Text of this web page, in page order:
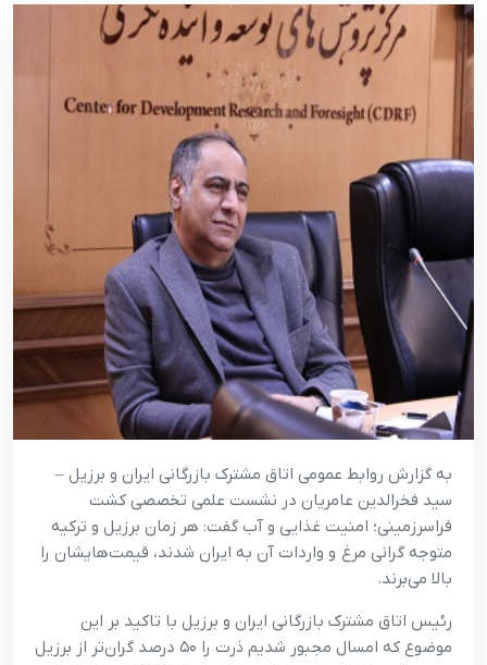
به گزارش روابط عمومی اتاق مشترک بازرگانی ایران و برزیل –
سید فخرالدین عامریان در نشست علمی تخصصی کشت
فراسرزمینی؛ امنیت غذایی و آب گفت: هر زمان برزیل و ترکیه
متوجه گرانی مرغ و واردات آن به ایران شدند، قیمت‌هایشان را
بالا می‌برند.
رئیس اتاق مشترک بازرگانی ایران و برزیل با تاکید بر این
موضوع که امسال مجبور شدیم ذرت را ۵۰ درصد گران‌تر از برزیل